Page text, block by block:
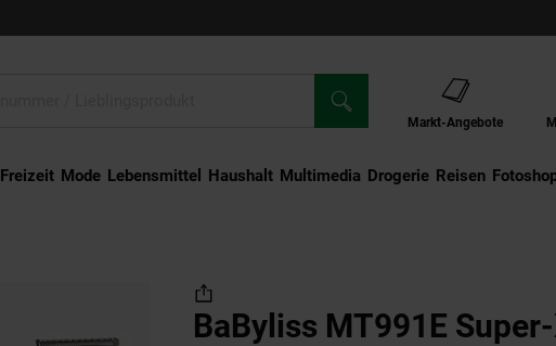
Markt-Angebote
Freizeit Mode Lebensmittel Haushalt Multimedia Drogerie Externer Link:
Reisen
BaByliss MT991E